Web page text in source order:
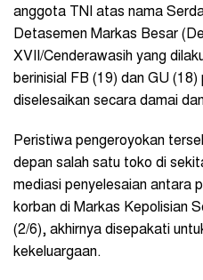
anggota TNI atas nama
Detasemen Markas Besar
XVII/Cenderawasih yang
berinisial FB (19) dan GU
diselesaikan secara damai
Peristiwa pengeroyokan
depan salah satu toko di
mediasi penyelesaian antara
korban di Markas Kepolisian
(2/6), akhirnya disepakati
kekeluargaan.